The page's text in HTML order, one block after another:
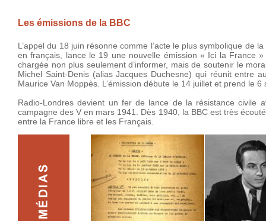
Les émissions de la BBC
L’appel du 18 juin résonne comme l’acte le plus symbolique de
en français, lance le 19 une nouvelle émission « Ici la France
chargée non plus seulement d’informer, mais de soutenir le
Michel Saint-Denis (alias Jacques Duchesne) qui réunit entre
Maurice Van Moppès. L’émission débute le 14 juillet et prend le
Radio-Londres devient un fer de lance de la résistance
campagne des V en mars 1941. Dès 1940, la BBC est très
entre la France libre et les Français.